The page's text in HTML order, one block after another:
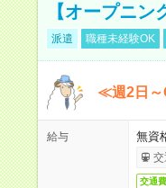
【オープニ
派遣 職種未経験OK
≪週2日～
給与 無資
交
交通費